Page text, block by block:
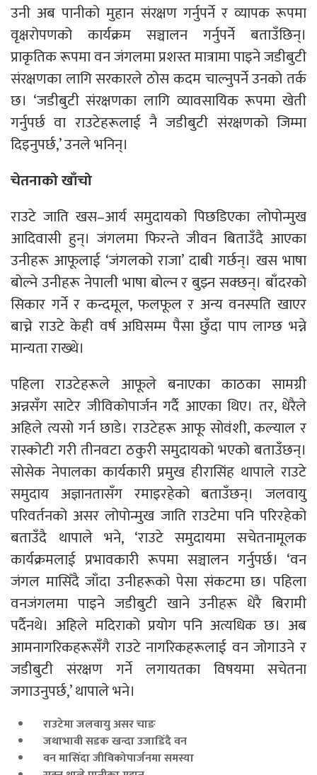
उनी अब पानीको मुहान संरक्षण गर्नुपर्ने र व्यापक रूपमा
वृक्षरोपणको कार्यक्रम सञ्चालन गर्नुपर्ने बताउँछिन्।
प्राकृतिक रूपमा वन जंगलमा प्रशस्त मात्रामा पाइने जडीबुटी
संरक्षणका लागि सरकारले ठोस कदम चाल्नुपर्ने उनको तर्क
छ। ‘जडीबुटी संरक्षणका लागि व्यावसायिक रूपमा खेती
गर्नुपर्छ वा राउटेहरूलाई नै जडीबुटी संरक्षणको जिम्मा
दिइनुपर्छ,’ उनले भनिन्।
चेतनाको खाँचो
राउटे जाति खस–आर्य समुदायको पिछडिएका लोपोन्मुख
आदिवासी हुन्। जंगलमा फिरन्ते जीवन बिताउँदै आएका
उनीहरू आफूलाई ‘जंगलको राजा’ दाबी गर्छन्। खस भाषा
बोल्ने उनीहरू नेपाली भाषा बोल्न र बुझ्न सक्छन्। बाँदरको
सिकार गर्ने र कन्दमूल, फलफूल र अन्य वनस्पति खाएर
बाच्ने राउटे केही वर्ष अघिसम्म पैसा छुँदा पाप लाग्छ भन्ने
मान्यता राख्थे।
पहिला राउटेहरूले आफूले बनाएका काठका सामग्री
अन्नसँग साटेर जीविकोपार्जन गर्दै आएका थिए। तर, धेरैले
अहिले त्यसो गर्न छाडे। राउटेहरू आफू सोवंशी, कल्याल र
रास्कोटी गरी तीनवटा ठकुरी समुदायको भएको बताउँछन्।
सोसेक नेपालका कार्यकारी प्रमुख हीरासिंह थापाले राउटे
समुदाय अज्ञानतासँग रमाइरहेको बताउँछन्। जलवायु
परिवर्तनको असर लोपोन्मुख जाति राउटेमा पनि परिरहेको
बताउँदै थापाले भने, ‘राउटे समुदायमा सचेतनामूलक
कार्यक्रमलाई प्रभावकारी रूपमा सञ्चालन गर्नुपर्छ। ‘वन
जंगल मासिँदै जाँदा उनीहरूको पेसा संकटमा छ। पहिला
वनजंगलमा पाइने जडीबुटी खाने उनीहरू धेरै बिरामी
पर्दैनथे। अहिले मदिराको प्रयोग पनि अत्यधिक छ। अब
आमनागरिकहरूसँगै राउटे नागरिकहरूलाई वन जोगाउने र
जडीबुटी संरक्षण गर्ने लगायतका विषयमा सचेतना
जगाउनुपर्छ,’ थापाले भने।
राउटेमा जलवायु असर चाङ
जथाभावी सडक खन्दा उजाडिँदै वन
वन मासिँदा जीविकोपार्जनमा समस्या